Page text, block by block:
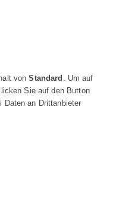
vonStandard
. Um auf
Sie auf den Button
Daten an Drittanbieter